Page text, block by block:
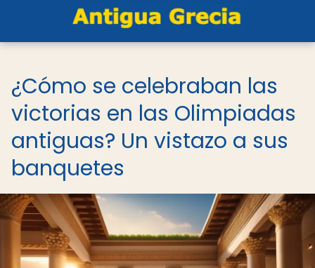
¿Cómo se celebraban las
victorias en las Olimpiadas
antiguas? Un vistazo a sus
banquetes